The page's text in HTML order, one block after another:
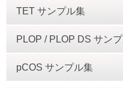
TET サンプル集
PLOP / PLOP DS サン
pCOS サンプル集